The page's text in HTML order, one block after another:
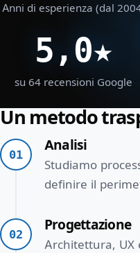
Anni di esperienza (dal
5,0★
su 64 recensioni Google
Un metodo
01
Analisi
Studiamo
definire il
02
Progettazione
Architettura, UX